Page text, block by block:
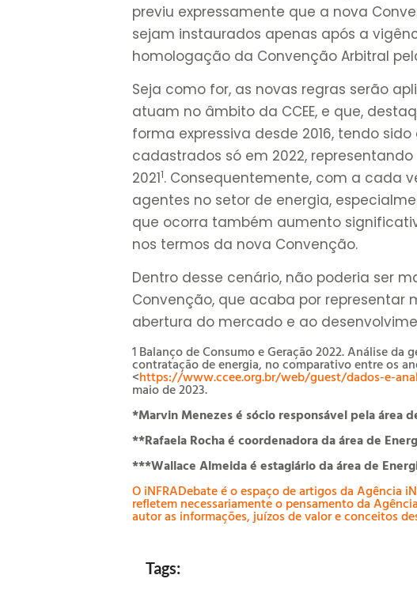
previu expressamente que a nova
sejam instaurados apenas após a
homologação da Convenção Arbitral pela
Seja como for, as novas regras serão
atuam no âmbito da CCEE, e que,
forma expressiva desde 2016, tendo
cadastrados só em 2022,
20211. Consequentemente, com a cada
agentes no setor de energia,
que ocorra também aumento
nos termos da nova Convenção.
Dentro desse cenário, não poderia ser
Convenção, que acaba por representar
abertura do mercado e ao
1 Balanço de Consumo e Geração 2022. Análise
contratação de energia, no comparativo entre os
<https://www.ccee.org.br/web/guest/dados-e-
maio de 2023.
*Marvin Menezes é sócio responsável pela área
**Rafaela Rocha é coordenadora da área de
***Wallace Almeida é estagiário da área de
O iNFRADebate é o espaço de artigos da Agência
refletem necessariamente o pensamento da
autor as informações, juízos de valor e conceitos
Tags: